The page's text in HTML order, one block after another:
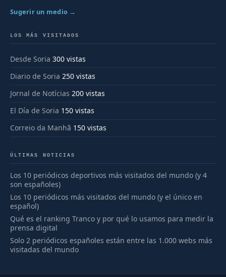
Sugerir un medio →
LOS MÁS VISITADOS
Desde Soria 300 vistas
Diario de Soria 250 vistas
Jornal de Notícias 200 vistas
El Día de Soria 150 vistas
Correio da Manhã 150 vistas
ÚLTIMAS NOTICIAS
Los 10 periódicos deportivos más visitados del mundo (y 4
son españoles)
Los 10 periódicos más visitados del mundo (y el único en
español)
Qué es el ranking Tranco y por qué lo usamos para medir la
prensa digital
Solo 2 periódicos españoles están entre las 1.000 webs más
visitadas del mundo